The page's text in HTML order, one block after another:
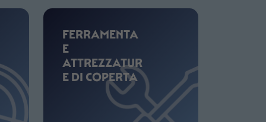
FERRAMENTA
E
ATTREZZATUR
E DI COPERTA